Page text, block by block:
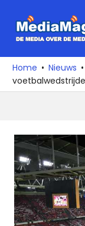
naar
media
over
de
Home Nieuws